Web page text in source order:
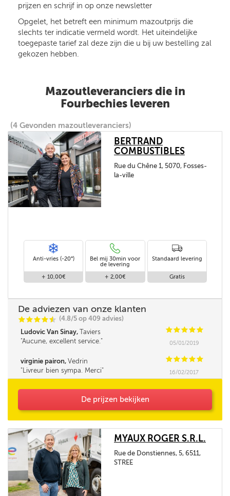
prijzen en schrijf in op onze newsletter
Opgelet, het betreft een minimum mazoutprijs die
slechts ter indicatie vermeld wordt. Het uiteindelijke
toegepaste tarief zal deze zijn die u bij uw bestelling zal
gekozen hebben.
Mazoutleveranciers die in
Fourbechies leveren
(4 Gevonden mazoutleveranciers)
BERTRAND
COMBUSTIBLES
Rue du Chêne 1, 5070, Fosses-
la-ville
Anti-vries (-20°)
+ 10,00€
Bel mij 30min voor
de levering
+ 2,00€
Standaard levering
Gratis
De adviezen van onze klanten
CCCCi
@ (4.8/5 op 409 advies)
Ludovic Van Sinay, Taviers CCCCC
Aucune, excellent service.
05/01/2019
virginie pairon, Vedrin CCCCC
Livreur bien sympa. Merci
16/02/2017
De prijzen bekijken
MYAUX ROGER S.R.L.
Rue de Donstiennes, 5, 6511,
STREE